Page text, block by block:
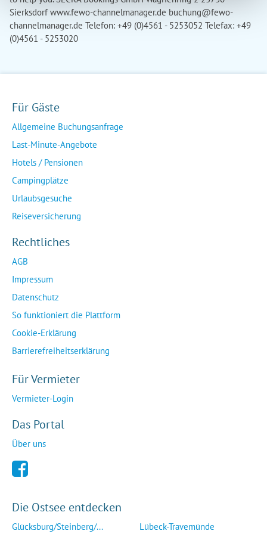
Sierksdorf www.fewo-channelmanager.de buchung@fewo-
channelmanager.de Telefon: +49 (0)4561 - 5253052 Telefax: +49
(0)4561 - 5253020
Für Gäste
Allgemeine Buchungsanfrage
Last-Minute-Angebote
Hotels / Pensionen
Campingplätze
Urlaubsgesuche
Reiseversicherung
Rechtliches
AGB
Impressum
Datenschutz
So funktioniert die Plattform
Cookie-Erklärung
Barrierefreiheitserklärung
Für Vermieter
Vermieter-Login
Das Portal
Über uns
Die Ostsee entdecken
Glücksburg/Steinberg/... Lübeck-Travemünde